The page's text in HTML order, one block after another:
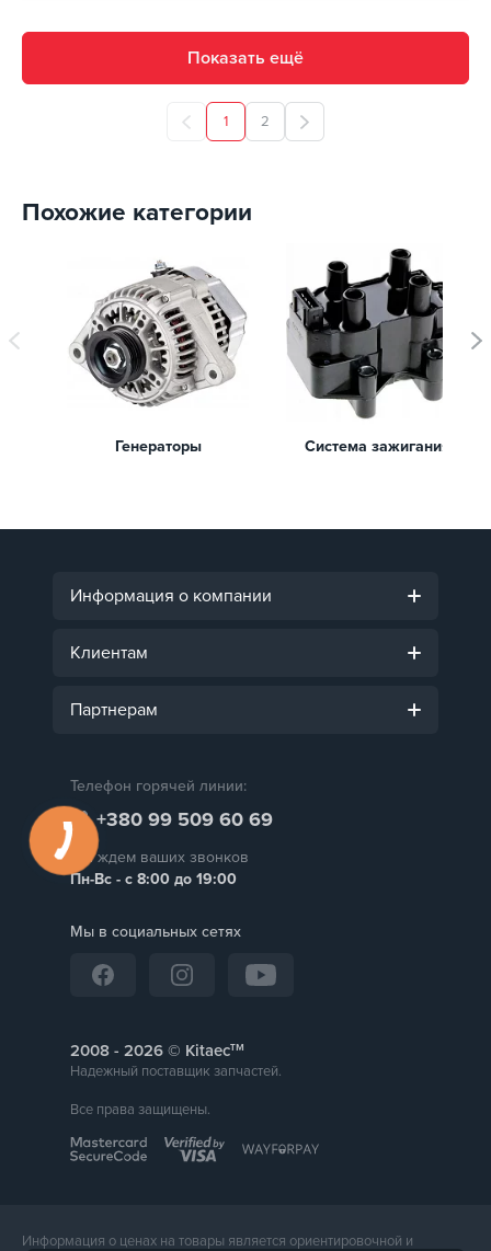
Показать ещё
1 2
Похожие категории
Генераторы Система зажигания
Информация о компании
Клиентам
Партнерам
Телефон горячей линии:
+380 99 509 60 69
Мы ждем ваших звонков
Пн-Вс - с 8:00 до 19:00
Мы в социальных сетях
2008 - © Kitaecтм
Надежный поставщик запчастей.
Все права защищены.
Информация о ценах на товары является ориентировочной и